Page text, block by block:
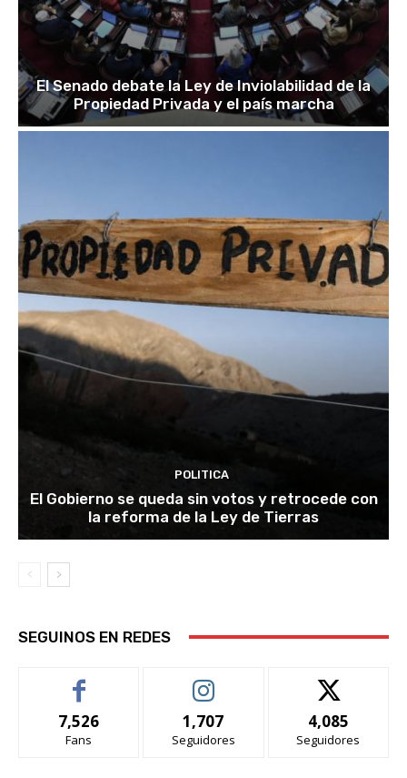
El Senado debate la Ley de Inviolabilidad de la
Propiedad Privada y el país marcha
POLITICA
El Gobierno se queda sin votos y retrocede con
la reforma de la Ley de Tierras
SEGUINOS EN REDES
7,526
Fans
1,707
Seguidores
4,085
Seguidores